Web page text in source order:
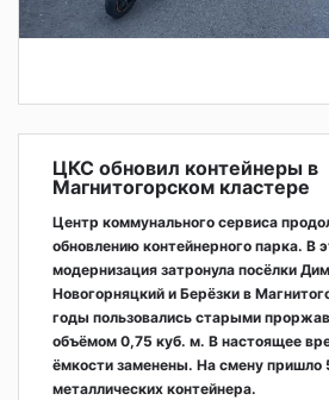
ЦКС обновил контейнеры в
Магнитогорском кластере
Центр коммунального сервиса
обновлению контейнерного парка. В
модернизация затронула посёлки
Новогорняцкий и Берёзки в
годы пользовались старыми
объёмом 0,75 куб. м. В настоящее
ёмкости заменены. На смену пришло
металлических контейнера.